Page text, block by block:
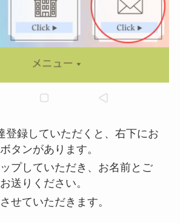
登録していただくと、右下にお
タンがあります。
プしていただき、お名前とご
送りください。
せていただきます。